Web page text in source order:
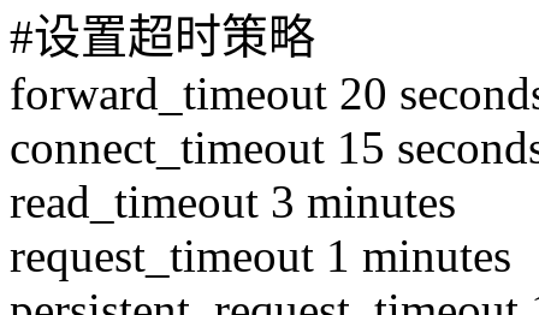
#设置超时策略
forward_timeout 20
connect_timeout 15
read_timeout 3 minutes
request_timeout 1 minutes